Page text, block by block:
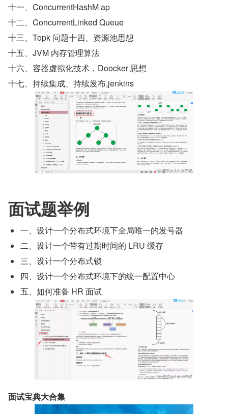
十一、ConcurrentHashM ap
十二、ConcurrentLinked Queue
十三、Topk 问题十四、资源池思想
十五、JVM 内存管理算法
十六、容器虚拟化技术，Doocker 思想
十七、持续集成、持续发布,jenkins
面试题举例
一、设计一个分布式环境下全局唯一的发号器
二、设计一个带有过期时间的 LRU 缓存
三、设计一个分布式锁
四、设计一个分布式环境下的统一配置中心
五、如何准备 HR 面试
面试宝典大合集